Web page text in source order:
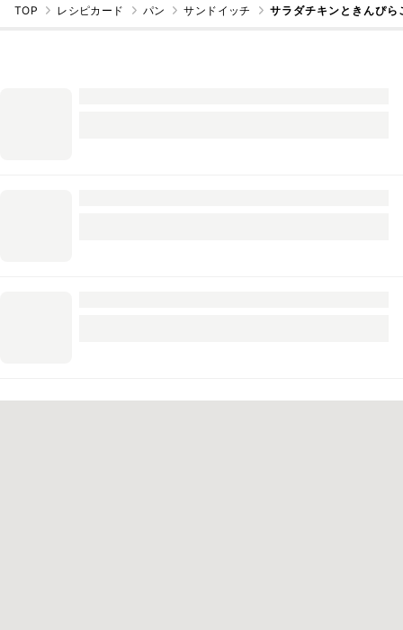
TOP レシピカード パン サンドイッチ サラダチキンときんぴ